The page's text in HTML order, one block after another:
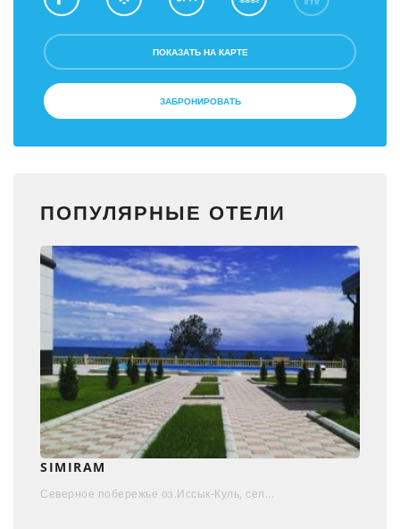
ПОКАЗАТЬ НА КАРТЕ
ЗАБРОНИРОВАТЬ
ПОПУЛЯРНЫЕ ОТЕЛИ
SIMIRAM
Северное побережье оз.Иссык-Куль, сел...